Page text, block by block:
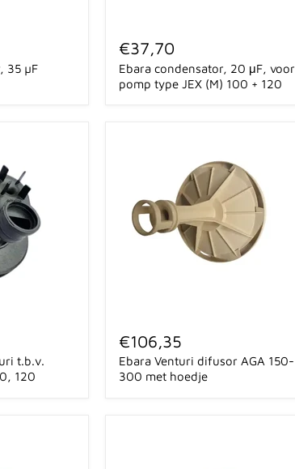
35 µF
condensator,
20
μF,
voor
€37,70
Ebara condensator, 20 μF, voor
pomp type JEX (M) 100 + 120
t.b.v.
120
Venturi
difusor
AGA
150-
€106,35
Ebara Venturi difusor AGA 150-
300 met hoedje